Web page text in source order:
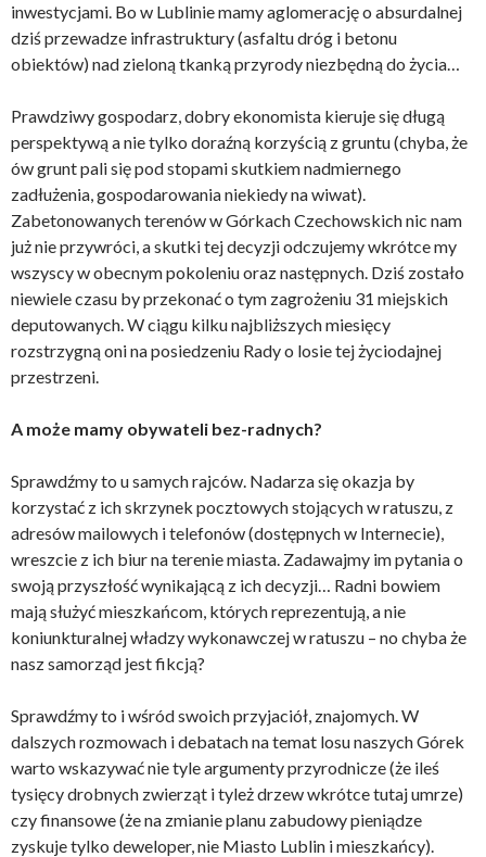
inwestycjami. Bo w Lublinie mamy aglomerację o absurdalnej
dziś przewadze infrastruktury (asfaltu dróg i betonu
obiektów) nad zieloną tkanką przyrody niezbędną do życia…
Prawdziwy gospodarz, dobry ekonomista kieruje się długą
perspektywą a nie tylko doraźną korzyścią z gruntu (chyba, że
ów grunt pali się pod stopami skutkiem nadmiernego
zadłużenia, gospodarowania niekiedy na wiwat).
Zabetonowanych terenów w Górkach Czechowskich nic nam
już nie przywróci, a skutki tej decyzji odczujemy wkrótce my
wszyscy w obecnym pokoleniu oraz następnych. Dziś zostało
niewiele czasu by przekonać o tym zagrożeniu 31 miejskich
deputowanych. W ciągu kilku najbliższych miesięcy
rozstrzygną oni na posiedzeniu Rady o losie tej życiodajnej
przestrzeni.
A może mamy obywateli bez-radnych?
Sprawdźmy to u samych rajców. Nadarza się okazja by
korzystać z ich skrzynek pocztowych stojących w ratuszu, z
adresów mailowych i telefonów (dostępnych w Internecie),
wreszcie z ich biur na terenie miasta. Zadawajmy im pytania o
swoją przyszłość wynikającą z ich decyzji… Radni bowiem
mają służyć mieszkańcom, których reprezentują, a nie
koniunkturalnej władzy wykonawczej w ratuszu – no chyba że
nasz samorząd jest fikcją?
Sprawdźmy to i wśród swoich przyjaciół, znajomych. W
dalszych rozmowach i debatach na temat losu naszych Górek
warto wskazywać nie tyle argumenty przyrodnicze (że ileś
tysięcy drobnych zwierząt i tyleż drzew wkrótce tutaj umrze)
czy finansowe (że na zmianie planu zabudowy pieniądze
zyskuje tylko deweloper, nie Miasto Lublin i mieszkańcy).